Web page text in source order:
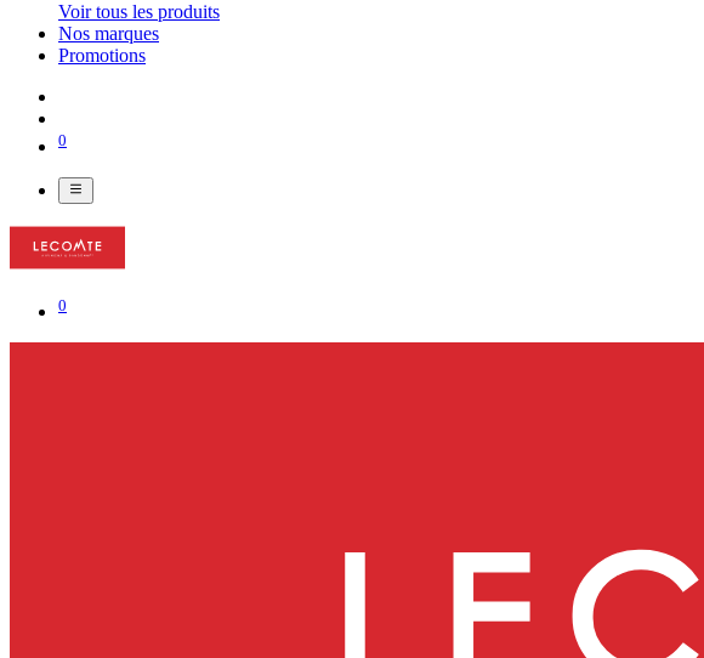
Voir tous les produits
Nos marques
Promotions
0
0